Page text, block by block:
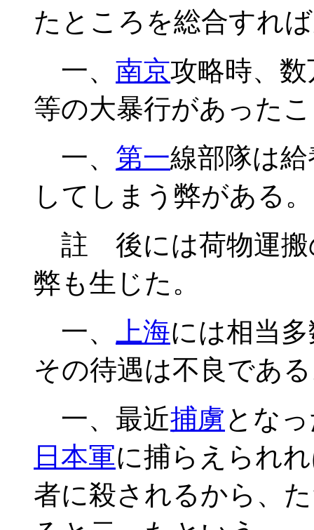
たところを総合すれ
一、 南京攻略時、
等の大暴行があった
一、 第一線部隊は
してしまう弊がある。
註 後には荷物運搬
弊も生じた。
一、
上海には相当
その待遇は不良であ
一、最近捕虜とな
日本軍に捕らえられ
者に殺されるから、